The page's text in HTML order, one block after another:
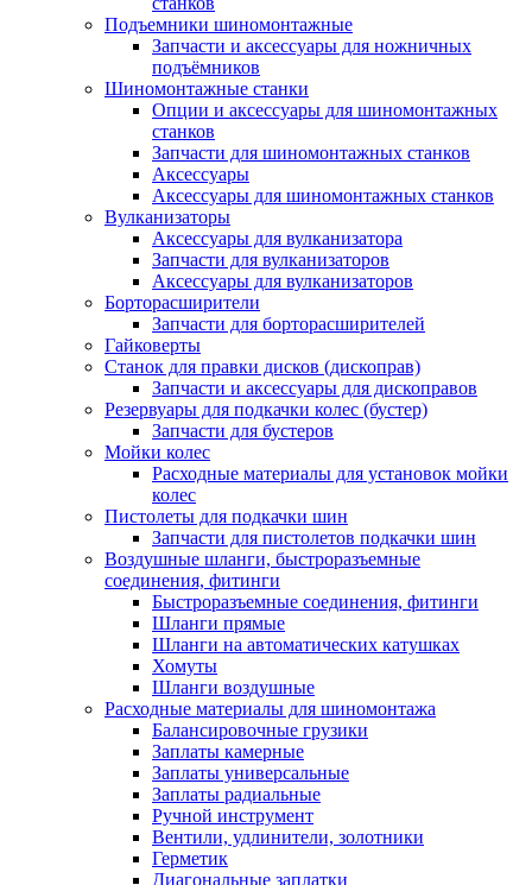
Подъемники шиномонтажные
Запчасти и аксессуары для ножничных
подъёмников
Шиномонтажные станки
Опции и аксессуары для шиномонтажных
станков
Запчасти для шиномонтажных станков
Аксессуары
Аксессуары для шиномонтажных станков
Вулканизаторы
Аксессуары для вулканизатора
Запчасти для вулканизаторов
Аксессуары для вулканизаторов
Борторасширители
Запчасти для борторасширителей
Гайковерты
Станок для правки дисков (дископрав)
Запчасти и аксессуары для дископравов
Резервуары для подкачки колес (бустер)
Запчасти для бустеров
Мойки колес
Расходные материалы для установок мойки
колес
Пистолеты для подкачки шин
Запчасти для пистолетов подкачки шин
Воздушные шланги, быстроразъемные
соединения, фитинги
Быстроразъемные соединения, фитинги
Шланги прямые
Шланги на автоматических катушках
Хомуты
Шланги воздушные
Расходные материалы для шиномонтажа
Балансировочные грузики
Заплаты камерные
Заплаты универсальные
Заплаты радиальные
Ручной инструмент
Вентили, удлинители, золотники
Герметик
Диагональные заплатки